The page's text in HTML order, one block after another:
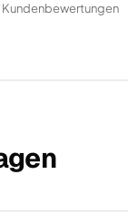
Kundenbewertungen